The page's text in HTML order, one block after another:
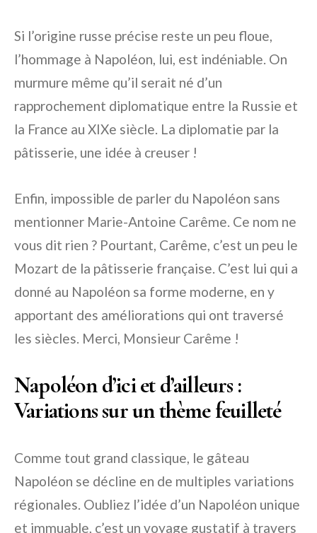
Si l’origine russe précise reste un peu floue,
l’hommage à Napoléon, lui, est indéniable. On
murmure même qu’il serait né d’un
rapprochement diplomatique entre la Russie et
la France au XIXe siècle. La diplomatie par la
pâtisserie, une idée à creuser !
Enfin, impossible de parler du Napoléon sans
mentionner Marie-Antoine Carême. Ce nom ne
vous dit rien ? Pourtant, Carême, c’est un peu le
Mozart de la pâtisserie française. C’est lui qui a
donné au Napoléon sa forme moderne, en y
apportant des améliorations qui ont traversé
les siècles. Merci, Monsieur Carême !
Napoléon d’ici et d’ailleurs :
Variations sur un thème feuilleté
Comme tout grand classique, le gâteau
Napoléon se décline en de multiples variations
régionales. Oubliez l’idée d’un Napoléon unique
et immuable, c’est un voyage gustatif à travers